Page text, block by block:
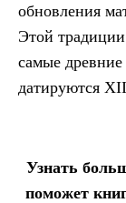
обновления
Этой
самые
датируются
Узнать
поможет